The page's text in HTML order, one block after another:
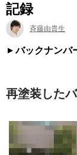
記録
斉藤由貴生
バックナンバ
再塗装した